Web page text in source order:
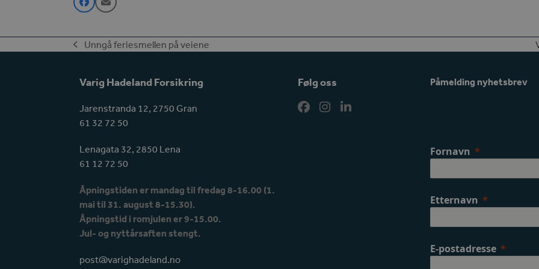
previous
Unngå feriesmellen på veiene
Varig Hadeland Forsikring
Jarenstranda 12, 2750 Gran
61 32 72 50
Lenagata 32, 2850 Lena
61 12 72 50
Åpningstiden er mandag til fredag 8-16.00 (1.
mai til 31. august 8-15.30).
Åpningstid i romjulen er 9-15.00.
Jul- og nyttårsaften stengt.
post@varighadeland.no
Følg oss
Facebook
Instagram
LinkedIn
Påmelding nyhetsbrev
Fornavn
Etternavn
E-postadresse